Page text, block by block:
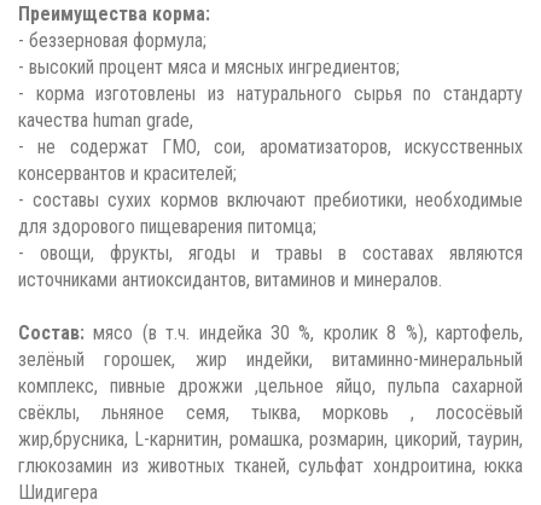
Преимущества корма:
- беззерновая формула;
- высокий процент мяса и мясных ингредиентов;
- корма изготовлены из натурального сырья по стандарту
качества human grade,
- не содержат ГМО, сои, ароматизаторов, искусственных
консервантов и красителей;
- составы сухих кормов включают пребиотики, необходимые
для здорового пищеварения питомца;
- овощи, фрукты, ягоды и травы в составах являются
источниками антиоксидантов, витаминов и минералов.
Состав: мясо (в т.ч. индейка 30 %, кролик 8 %), картофель,
зелёный горошек, жир индейки, витаминно-минеральный
комплекс, пивные дрожжи ,цельное яйцо, пульпа сахарной
свёклы, льняное семя, тыква, морковь , лососёвый
жир,брусника, L-карнитин, ромашка, розмарин, цикорий, таурин,
глюкозамин из животных тканей, сульфат хондроитина, юкка
Шидигера